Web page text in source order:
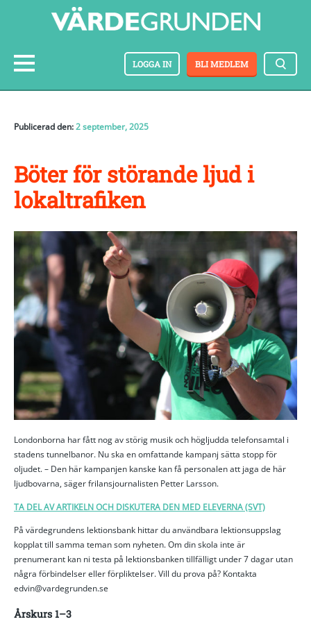
BLI MEDLEM
LOGGA IN
Publicerad den:2 september, 2025
Böter för störande ljud i
lokaltrafiken
Londonborna har fått nog av störig musik och högljudda telefonsamtal i
stadens tunnelbanor. Nu ska en omfattande kampanj sätta stopp för
oljudet. – Den här kampanjen kanske kan få personalen att jaga de här
ljudbovarna, säger frilansjournalisten Petter Larsson.
TA DEL AV ARTIKELN OCH DISKUTERA DEN MED ELEVERNA (SVT)
På värdegrundens lektionsbank hittar du användbara lektionsuppslag
kopplat till samma teman som nyheten. Om din skola inte är
prenumerant kan ni testa på lektionsbanken tillfälligt under 7 dagar utan
några förbindelser eller förpliktelser. Vill du prova på? Kontakta
edvin@vardegrunden.se
Årskurs 1–3